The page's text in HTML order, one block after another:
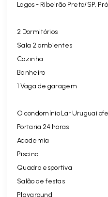
Lagos - Ribeirão Preto/SP,
2 Dormitórios
Sala 2 ambientes
Cozinha
Banheiro
1 Vaga de garagem
O condomínio Lar Uruguai
Portaria 24 horas
Academia
Piscina
Quadra esportiva
Salão de festas
Playground